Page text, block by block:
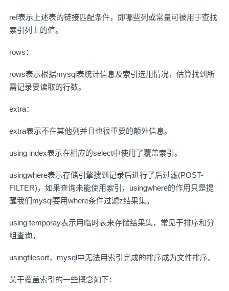
ref表示上述表的链接匹配条件，即哪些列或常量可被用于查找
索引列上的值。
rows：
rows表示根据mysql表统计信息及索引选用情况，估算找到所
需记录要读取的行数。
extra：
extra表示不在其他列并且也很重要的额外信息。
using index表示在相应的select中使用了覆盖索引。
usingwhere表示存储引擎搜到记录后进行了后过滤(POST-
FILTER)，如果查询未能使用索引，usingwhere的作用只是提
醒我们mysql要用where条件过滤z结果集。
using temporay表示用临时表来存储结果集，常见于排序和分
组查询。
usingfilesort，mysql中无法用索引完成的排序成为文件排序。
关于覆盖索引的一些概念如下：